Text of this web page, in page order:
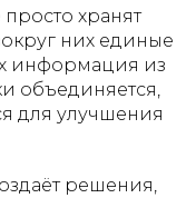
хранят
них единые
информация из
объединяется,
для улучшения
решения,